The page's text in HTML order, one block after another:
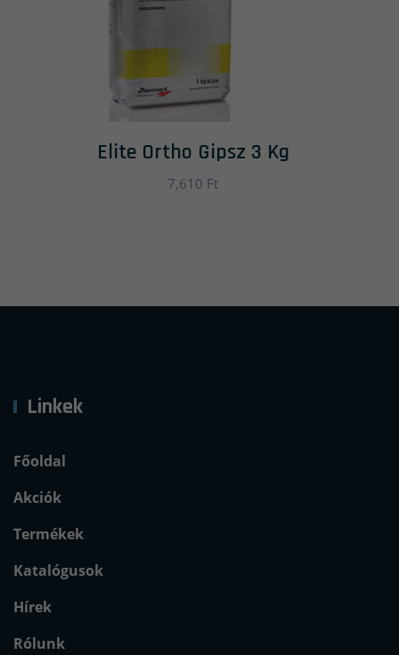
Elite Ortho Gipsz 3 Kg
7,610 Ft
Linkek
Főoldal
Akciók
Termékek
Katalógusok
Hírek
Rólunk